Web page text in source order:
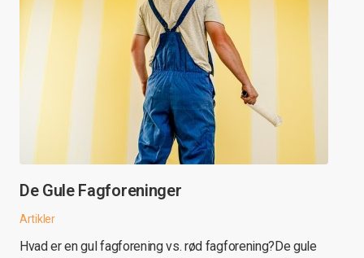
De Gule Fagforeninger
Artikler
Hvad er en gul fagforening vs. rød fagforening?De gule